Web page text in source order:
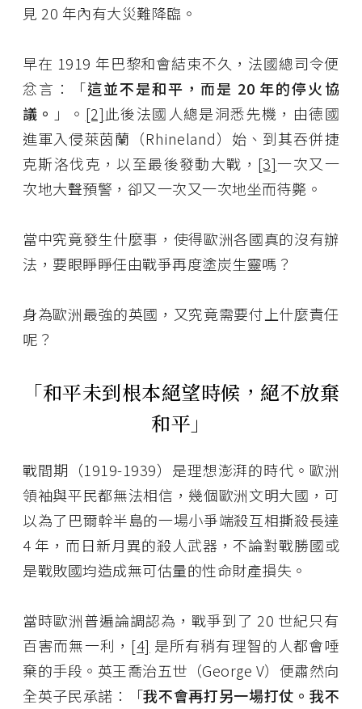
見 20 年內有大災難降臨。
早在 1919 年巴黎和會結束不久，法國總司令便
忿言：「這並不是和平，而是 20 年的停火協
議。 」。 [2]此後法國人總是洞悉先機，由德國
進軍入侵萊茵蘭（Rhineland）始、到其吞併捷
克斯洛伐克，以至最後發動大戰， [3]一次又一
次地大聲預警，卻又一次又一次地坐而待斃。
當中究竟發生什麼事，使得歐洲各國真的沒有辦
法，要眼睜睜任由戰爭再度塗炭生靈嗎？
身為歐洲最強的英國，又究竟需要付上什麼責任
呢？
「和平未到根本絕望時候， 絕不放棄
和平 」
戰間期（1919-1939）是理想澎湃的時代。歐洲
領袖與平民都無法相信，幾個歐洲文明大國，可
以為了巴爾幹半島的一場小爭端殺互相撕殺長達
4 年，而日新月異的殺人武器，不論對戰勝國或
是戰敗國均造成無可估量的性命財產損失。
當時歐洲普遍論調認為，戰爭到了 20 世紀只有
百害而無一利， [4] 是所有稍有理智的人都會唾
棄的手段。英王喬治五世（George V）便肅然向
全英子民承諾：「我不會再打另一場打仗。我不